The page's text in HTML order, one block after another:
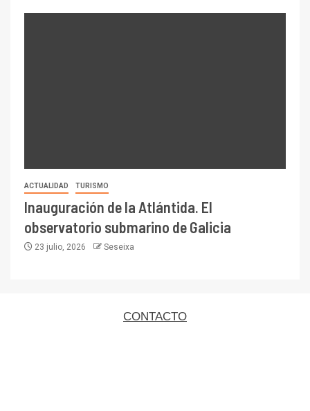
ACTUALIDAD TURISMO
Inauguración de la Atlántida. El
observatorio submarino de Galicia
23 julio, 2026 Seseixa
CONTACTO